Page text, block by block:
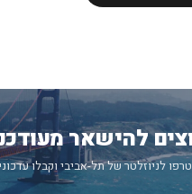
להישאר
לניוזלטר של תל-אביבי וקבלו